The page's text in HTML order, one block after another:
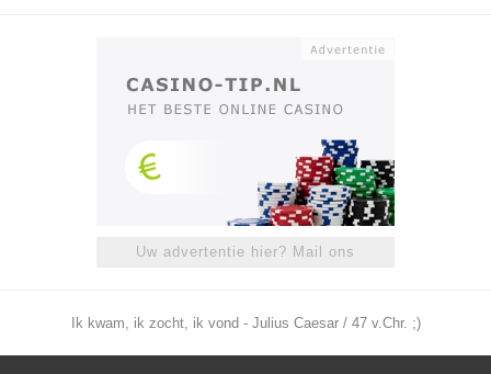
Uw advertentie hier? Mail ons
Ik kwam, ik zocht, ik vond - Julius Caesar / 47 v.Chr. ;)